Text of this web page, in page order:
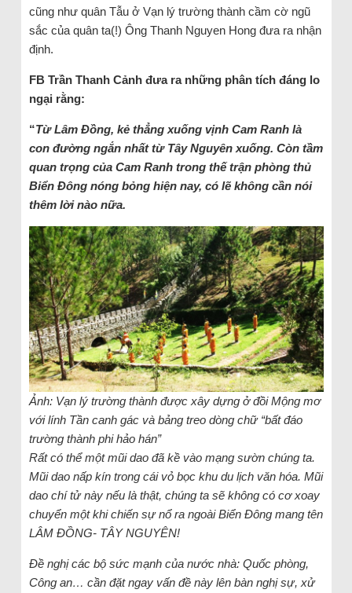
cũng như quân Tẫu ở Vạn lý trường thành cầm cờ ngũ
sắc của quân ta(!) Ông Thanh Nguyen Hong đưa ra nhận
định.
FB Trần Thanh Cảnh đưa ra những phân tích đáng lo
ngại rằng:
“Từ Lâm Đồng, kẻ thẳng xuống vịnh Cam Ranh là
con đường ngắn nhất từ Tây Nguyên xuống. Còn tầm
quan trọng của Cam Ranh trong thế trận phòng thủ
Biển Đông nóng bỏng hiện nay, có lẽ không cần nói
thêm lời nào nữa.
Ảnh: Vạn lý trường thành được xây dựng ở đồi Mộng mơ
với lính Tần canh gác và bảng treo dòng chữ “bất đáo
trường thành phi hảo hán”
Rất có thể một mũi dao đã kề vào mạng sườn chúng ta.
Mũi dao nấp kín trong cái vỏ bọc khu du lịch văn hóa. Mũi
dao chí tử này nếu là thật, chúng ta sẽ không có cơ xoay
chuyển một khi chiến sự nổ ra ngoài Biển Đông mang tên
LÂM ĐỒNG- TÂY NGUYÊN!
Đề nghị các bộ sức mạnh của nước nhà: Quốc phòng,
Công an… cần đặt ngay vấn đề này lên bàn nghị sự, xử